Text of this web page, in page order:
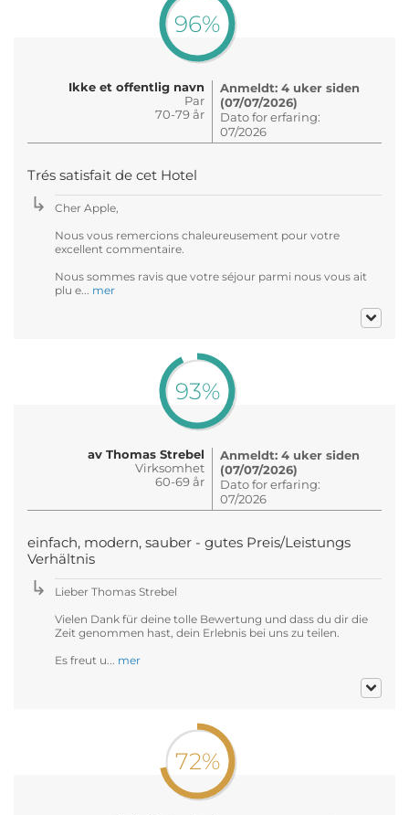
96%
Ikke et offentlig navn
Par
70-79 år
Anmeldt: 4 uker siden
(07/07/2026)
Dato for erfaring:
07/2026
Trés satisfait de cet Hotel
Cher Apple,
Nous vous remercions chaleureusement pour votre
excellent commentaire.
Nous sommes ravis que votre séjour parmi nous vous ait
plu e... mer
93%
av Thomas Strebel
Virksomhet
60-69 år
Anmeldt: 4 uker siden
(07/07/2026)
Dato for erfaring:
07/2026
einfach, modern, sauber - gutes Preis/Leistungs
Verhältnis
Lieber Thomas Strebel
Vielen Dank für deine tolle Bewertung und dass du dir die
Zeit genommen hast, dein Erlebnis bei uns zu teilen.
Es freut u... mer
72%